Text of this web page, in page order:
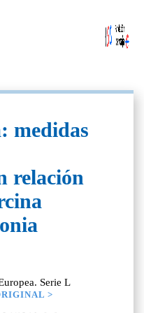
medidas
relación
Serie L
>